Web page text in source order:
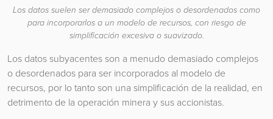
Los datos suelen ser demasiado complejos o desordenados como
para incorporarlos a un modelo de recursos, con riesgo de
simplificación excesiva o suavizado.
Los datos subyacentes son a menudo demasiado complejos
o desordenados para ser incorporados al modelo de
recursos, por lo tanto son una simplificación de la realidad, en
detrimento de la operación minera y sus accionistas.